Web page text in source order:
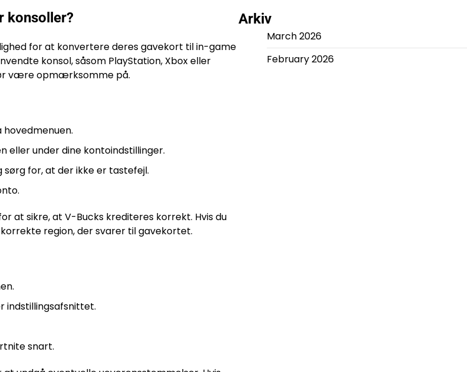
konsoller?
for at konvertere deres gavekort til in-game
konsol, såsom PlayStation, Xbox eller
være opmærksomme på.
eller under dine kontoindstillinger.
for, at der ikke er tastefejl.
at sikre, at V-Bucks krediteres korrekt. Hvis du
region, der svarer til gavekortet.
indstillingsafsnittet.
snart.
Arkiv
March 2026
February 2026